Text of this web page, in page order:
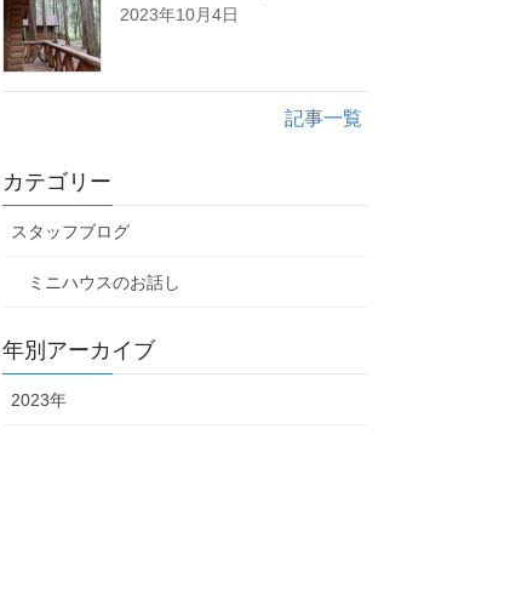
2023年10月4日
記事一覧
カテゴリー
スタッフブログ
ミニハウスのお話し
年別アーカイブ
2023年